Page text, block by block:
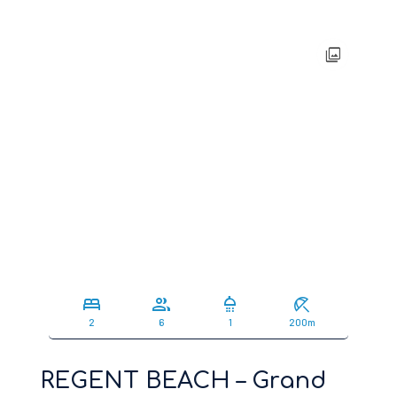
photo_library
bed
2
group
6
shower
1
beach_access
200m
REGENT BEACH – Grand